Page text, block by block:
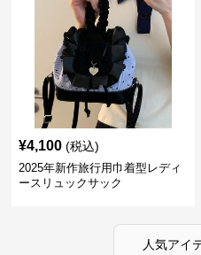
¥4,100 (税込)
2025年新作旅行用巾着型レディ
ースリュックサック
人気アイ